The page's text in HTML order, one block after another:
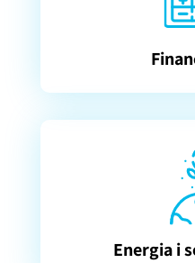
Energia i